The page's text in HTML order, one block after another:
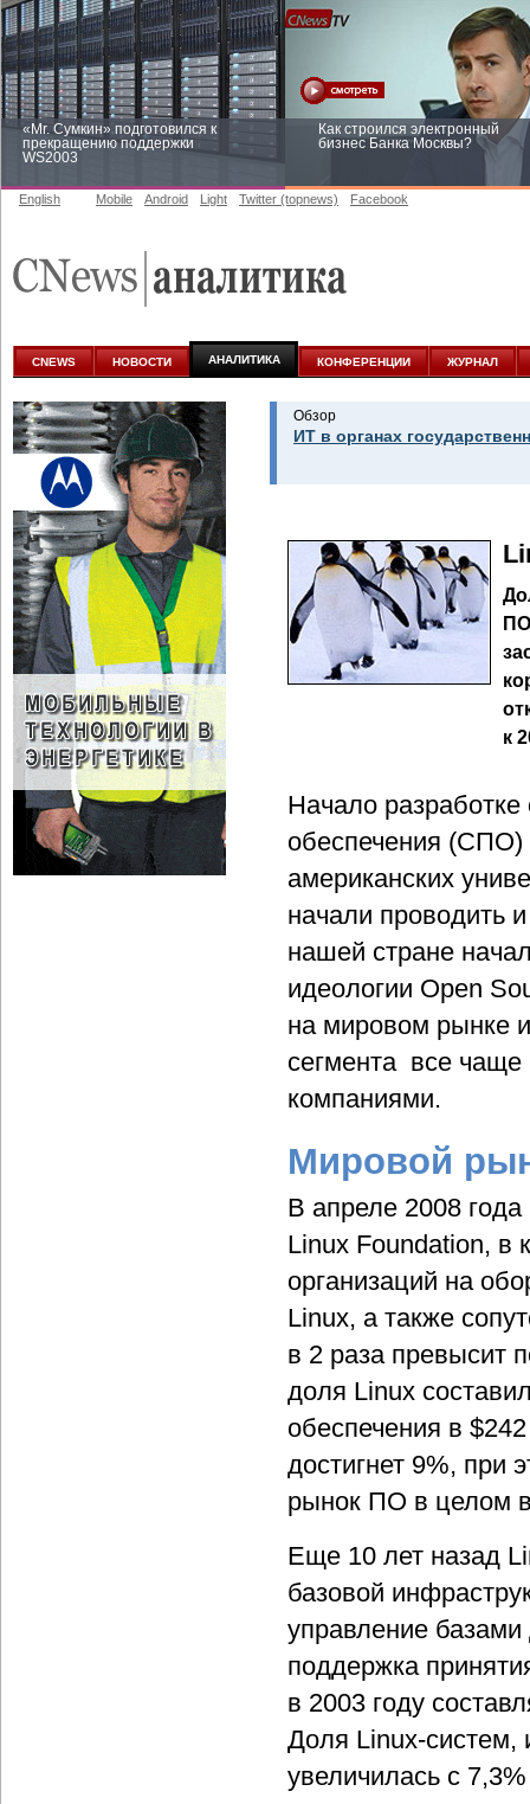
«Mr. Сумкин» подготовился к
прекращению поддержки
WS2003
Как строился электронный
бизнес Банка Москвы?
аналитике
English Mobile Android Light Twitter (topnews) Facebook
CNEWS НОВОСТИ АНАЛИТИКА КОНФЕРЕНЦИИ ЖУРНАЛ
Обзор
ИТ в органах
к
Начало
обеспечения (СПО)
американских
начали проводить
нашей стране
идеологии Open
на мировом рынке и
сегмента все
компаниями.
Мировой
В апреле 2008 года
Linux Foundation, в
организаций на
Linux, а также
в 2 раза превысит
доля Linux
обеспечения в
достигнет 9%, при
рынок ПО в целом
Еще 10 лет назад
базовой
управление
поддержка
в 2003 году
Доля Linux-систем,
увеличилась с